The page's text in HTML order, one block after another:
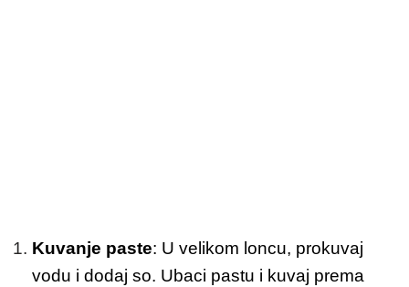
Kuvanje paste: U velikom loncu, prokuvaj
vodu i dodaj so. Ubaci pastu i kuvaj prema